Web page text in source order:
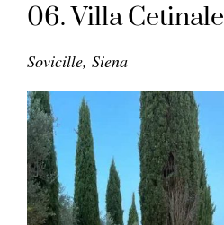
06. Villa Cetinale
Sovicille, Siena